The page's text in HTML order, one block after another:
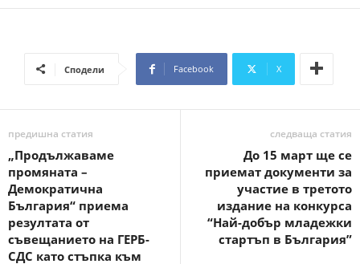
Сподели Facebook X
предишна статия
„Продължаваме
промяната –
Демократична
България“ приема
резултата от
съвещанието на ГЕРБ-
СДС като стъпка към
следваща статия
До 15 март ще се
приемат документи за
участие в третото
издание на конкурса
“Най-добър младежки
стартъп в България”